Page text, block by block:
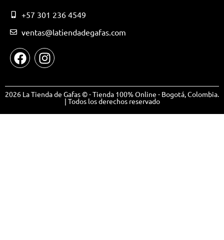
+57 301 236 4549
ventas@latiendadegafas.com
2026 La Tienda de Gafas © - Tienda 100% Online - Bogotá, Colombia.
| Todos los derechos reservado